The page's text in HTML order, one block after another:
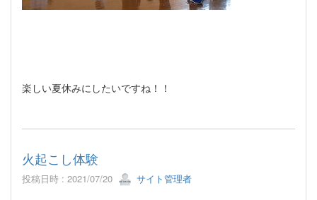
楽しい夏休みにしたいですね！！
火起こし体験
投稿日時 : 2021/07/20 サイト管理者